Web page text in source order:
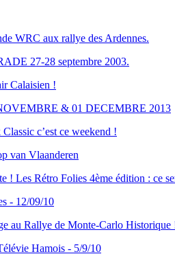
WRC aux rallye des Ardennes.
27-28 septembre 2003.
Calaisien !
& 01 DECEMBRE 2013
c’est ce weekend !
van Vlaanderen
! Les Rétro Folies 4ème édition : ce
- 12/09/10
au Rallye de Monte-Carlo Historique
Hamois - 5/9/10